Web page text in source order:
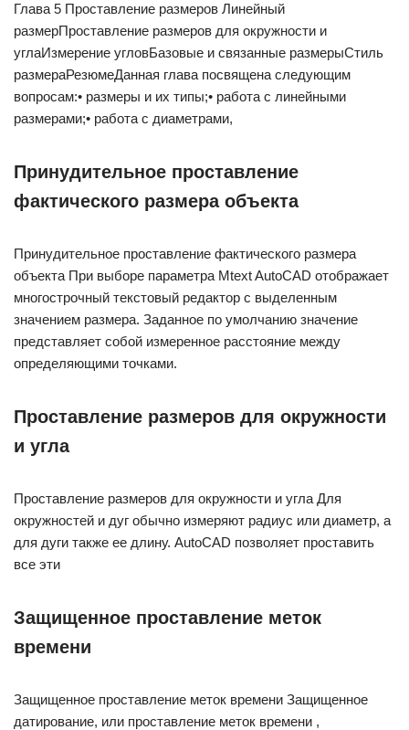
Глава 5 Проставление размеров Линейный
размерПроставление размеров для окружности и
углаИзмерение угловБазовые и связанные размерыСтиль
размераРезюмеДанная глава посвящена следующим
вопросам:• размеры и их типы;• работа с линейными
размерами;• работа с диаметрами,
Принудительное проставление
фактического размера объекта
Принудительное проставление фактического размера
объекта При выборе параметра Mtext AutoCAD отображает
многострочный текстовый редактор с выделенным
значением размера. Заданное по умолчанию значение
представляет собой измеренное расстояние между
определяющими точками.
Проставление размеров для окружности
и угла
Проставление размеров для окружности и угла Для
окружностей и дуг обычно измеряют радиус или диаметр, а
для дуги также ее длину. AutoCAD позволяет проставить
все эти
Защищенное проставление меток
времени
Защищенное проставление меток времени Защищенное
датирование, или проставление меток времени ,